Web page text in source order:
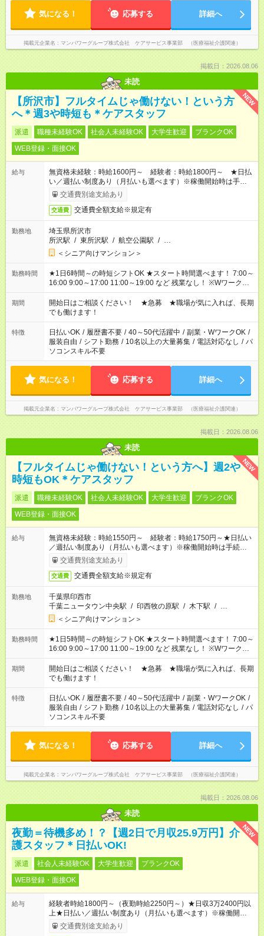
気になる！ 応募する 詳細へ
掲載元企業名 マンパワーグループ株式会社 ケアサービス事業部 （医療福祉介護関連）
掲載日：2026.08.06
未読
NEW
【所沢市】フルタイムじゃ働けない！という方
へ＊週3や時短も＊ケアスタッフ
派遣 職種未経験OK 社会人未経験OK 大学生歓迎
ブランクOK
WEB登録・面接OK
給与
無資格未経験：時給1600円～ 経験者：時給1800円～ ★日払
い／週払い制度あり（月払いも選べます）※稼働開始時は手続き
完了次第のお支払いとなります。
交通費別途支給あり
交通費 交通費全額支給※規定有
勤務地
埼玉県所沢市
所沢駅 / 東所沢駅 / 航空公園駅 / …
＜シニア向けマンション＞
勤務時間
★1日6時間～の時短シフトOK ★スタート時間選べます！ 7:00～
16:00 9:00～17:00 11:00～19:00 など 残業なし！ ※Wワークの
場合、他のお仕事と合わせ週40時間超の就業はご案内できませ
ん ※法令に基づき、週20時間以上勤務は社会保険への加入対象
となります ※労働者派遣法（日雇い派遣の原則禁止）により、
短時間・短期間の就業はご案内が難しい場合があります
期間
開始日はご相談ください！ ★急募 ★職場が気に入れば、長期
でも働けます！
特徴 日払いOK / 履歴書不要 / 40～50代活躍中 / 副業・WワークOK /
服装自由 / シフト勤務 / 10名以上の大量募集 / 電話対応なし / パ
ソコンスキル不要
気になる！ 応募する 詳細へ
掲載元企業名 マンパワーグループ株式会社 ケアサービス事業部 （医療福祉介護関連）
掲載日：2026.08.06
未読
NEW
【フルタイムじゃ働けない！という方へ】週2や
時短もOK＊ケアスタッフ
派遣 職種未経験OK 社会人未経験OK 大学生歓迎
ブランクOK
WEB登録・面接OK
給与
無資格未経験：時給1550円～ 経験者：時給1750円～★日払い
／週払い制度あり（月払いも選べます）※稼働開始時は手続き完
了次第のお支払いとなります。
交通費別途支給あり
交通費 交通費全額支給※規定有
勤務地
千葉県印西市
千葉ニュータウン中央駅 / 印西牧の原駅 / 木下駅 / …
＜シニア向けマンション＞
勤務時間
★1日5時間～の時短シフトOK ★スタート時間選べます！ 7:00～
16:00 9:00～17:00 11:00～19:00 など 残業なし！ ※Wワークの
場合、他のお仕事と合わせ週40時間超の就業はご案内できませ
ん ※法令に基づき、週20時間以上勤務は社会保険への加入対象
となります ※労働者派遣法（日雇い派遣の原則禁止）により、
短時間・短期間の就業はご案内が難しい場合があります
期間
開始日はご相談ください！ ★急募 ★職場が気に入れば、長期
でも働けます！
特徴 日払いOK / 履歴書不要 / 40～50代活躍中 / 副業・WワークOK /
服装自由 / シフト勤務 / 10名以上の大量募集 / 電話対応なし / パ
ソコンスキル不要
気になる！ 応募する 詳細へ
掲載元企業名 マンパワーグループ株式会社 ケアサービス事業部 （医療福祉介護関連）
掲載日：2026.08.06
未読
NEW
夜勤＝待機多め！？【週2日で月収25.9万円】介
護スタッフ＊日払いOK!
派遣 社会人未経験OK 大学生歓迎
ブランクOK
WEB登録・面接OK
給与
経験者時給1800円～（夜勤時給2250円～）★日収3万2400円以
上★日払い／週払い制度あり（月払いも選べます）※稼働開始時
は手続き完了次第のお支払いとなります。
交通費別途支給あり